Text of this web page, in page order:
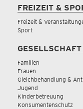
FREIZEIT &
Freizeit &
Sport
Familien
Frauen
Gleichbehandlung &
Jugend
Kinderbetreuung
Konsumentenschutz